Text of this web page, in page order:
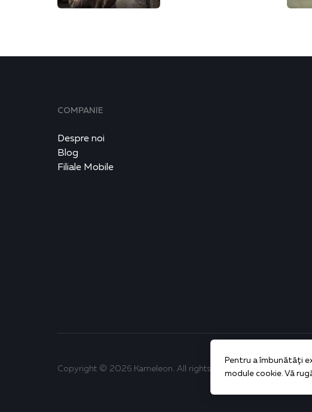
COMPANIE
Despre noi
Blog
Filiale Mobile
Copyright © 2026 Kameleon. All rights reserved
Pentru a îmbunătăți
module cookie. Vă